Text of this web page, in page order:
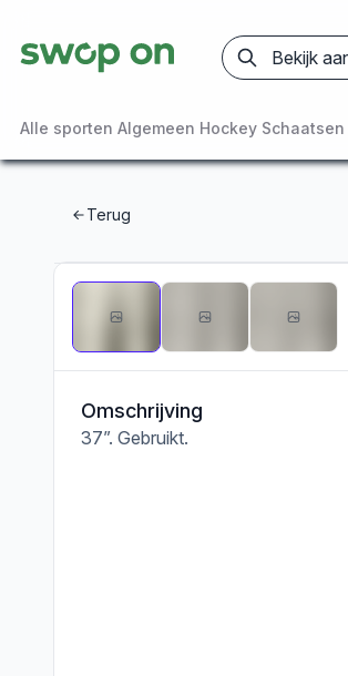
Alle sporten Algemeen Hockey Schaatsen
Terug
Omschrijving
37”. Gebruikt.